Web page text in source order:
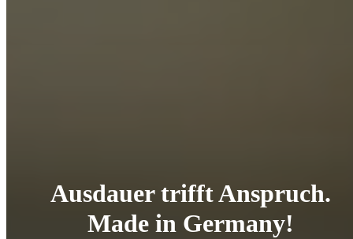
Ausdauer trifft Anspruch.
Made in Germany!